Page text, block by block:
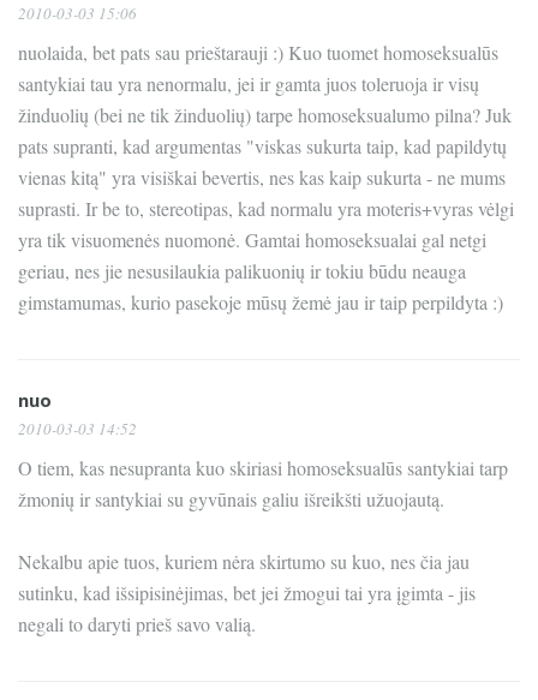
2010-03-03 15:06
nuolaida, bet pats sau prieštarauji :) Kuo tuomet homoseksualūs
santykiai tau yra nenormalu, jei ir gamta juos toleruoja ir visų
žinduolių (bei ne tik žinduolių) tarpe homoseksualumo pilna? Juk
pats supranti, kad argumentas "viskas sukurta taip, kad papildytų
vienas kitą" yra visiškai bevertis, nes kas kaip sukurta - ne mums
suprasti. Ir be to, stereotipas, kad normalu yra moteris+vyras vėlgi
yra tik visuomenės nuomonė. Gamtai homoseksualai gal netgi
geriau, nes jie nesusilaukia palikuonių ir tokiu būdu neauga
gimstamumas, kurio pasekoje mūsų žemė jau ir taip perpildyta :)
nuo
2010-03-03 14:52
O tiem, kas nesupranta kuo skiriasi homoseksualūs santykiai tarp
žmonių ir santykiai su gyvūnais galiu išreikšti užuojautą.
Nekalbu apie tuos, kuriem nėra skirtumo su kuo, nes čia jau
sutinku, kad išsipisinėjimas, bet jei žmogui tai yra įgimta - jis
negali to daryti prieš savo valią.